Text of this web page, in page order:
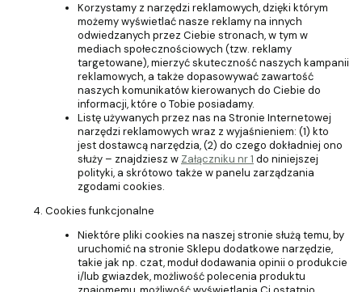
Korzystamy z narzędzi reklamowych, dzięki którym
możemy wyświetlać nasze reklamy na innych
odwiedzanych przez Ciebie stronach, w tym w
mediach społecznościowych (tzw. reklamy
targetowane), mierzyć skuteczność naszych kampanii
reklamowych, a także dopasowywać zawartość
naszych komunikatów kierowanych do Ciebie do
informacji, które o Tobie posiadamy.
Listę używanych przez nas na Stronie Internetowej
narzędzi reklamowych wraz z wyjaśnieniem: (1) kto
jest dostawcą narzędzia, (2) do czego dokładniej ono
służy – znajdziesz w Załączniku nr 1 do niniejszej
polityki, a skrótowo także w panelu zarządzania
zgodami cookies.
Cookies funkcjonalne
Niektóre pliki cookies na naszej stronie służą temu, by
uruchomić na stronie Sklepu dodatkowe narzędzie,
takie jak np. czat, moduł dodawania opinii o produkcie
i/lub gwiazdek, możliwość polecenia produktu